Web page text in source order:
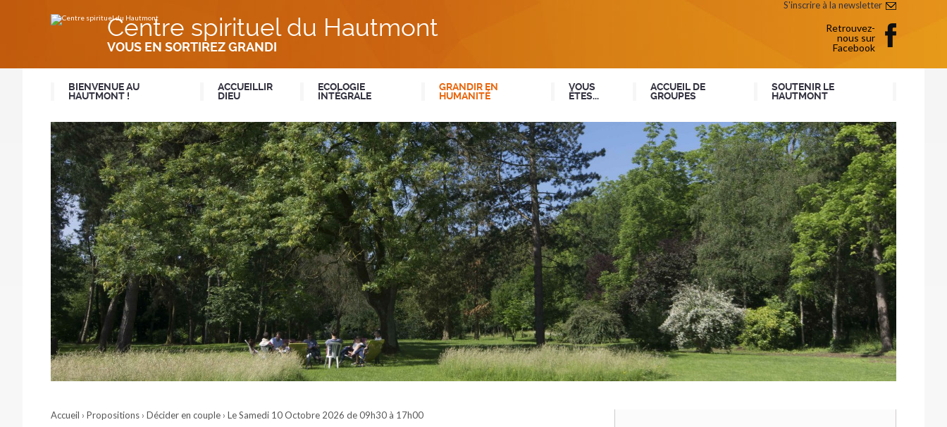
contenu.
S'inscrire à la newsletter
Retrouvez-
nous sur
Facebook
Centre spirituel du Hautmont
VOUS EN SORTIREZ GRANDI
BIENVENUE AU
HAUTMONT !
ACCUEILLIR
DIEU
ECOLOGIE
INTÉGRALE
GRANDIR EN
HUMANITÉ
VOUS
ÊTES...
ACCUEIL DE
GROUPES
SOUTENIR LE
HAUTMONT
Accueil › Propositions › Décider en couple › Le Samedi 10 Octobre 2026 de 09h30 à 17h00